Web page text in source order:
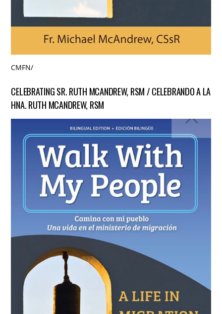
CMFN/
CELEBRATING SR. RUTH MCANDREW, RSM / CELEBRANDO A LA
HNA. RUTH MCANDREW, RSM